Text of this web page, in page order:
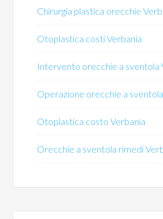
Chirurgia plastica orecchie
Otoplastica costi Verbania
Intervento orecchie a sventola
Operazione orecchie a
Otoplastica costo Verbania
Orecchie a sventola rimedi